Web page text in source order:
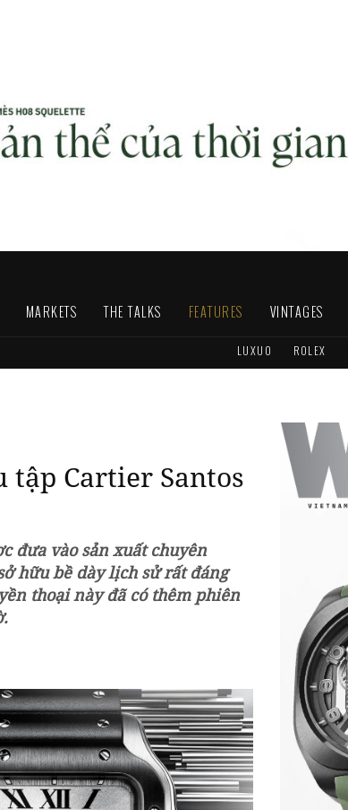
MARKETS THE TALKS FEATURES VINTAGES
LUXUO ROLEX
tập Cartier Santos
đưa vào sản xuất chuyên
hữu bề dày lịch sử rất đáng
thoại này đã có thêm phiên